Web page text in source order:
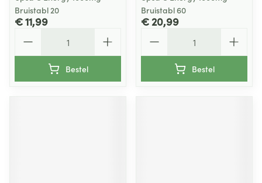
Bruistabl 20
€ 11,99
Bestel
Bruistabl 60
€ 20,99
Bestel